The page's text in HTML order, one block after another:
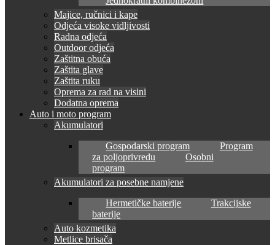
Majice, ručnici i kape
Odjeća visoke vidljivosti
Radna odjeća
Outdoor odjeća
Zaštitna obuća
Zaštita glave
Zaštita ruku
Oprema za rad na visini
Dodatna oprema
Auto i moto program
Akumulatori
Gospodarski program
Program
za poljoprivredu
Osobni
program
Akumulatori za posebne namjene
Hermetičke baterije
Trakcijske
baterije
Auto kozmetika
Metlice brisača